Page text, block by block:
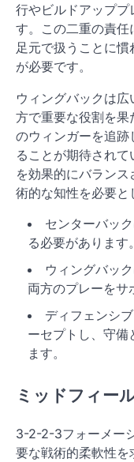
行やビルドアッププ
す。この二重の責
足元で扱うことに
が必要です。
ウィングバックは
方で重要な役割を
のウィンガーを追
ることが期待され
を効果的にバラン
術的な知性を必要と
センターバッ
る必要があります。
ウィングバッ
両方のプレーをサ
ディフェンシ
ーセプトし、守備
ます。
ミッドフィー
3-2-2-3フォーメー
要な戦術的柔軟性